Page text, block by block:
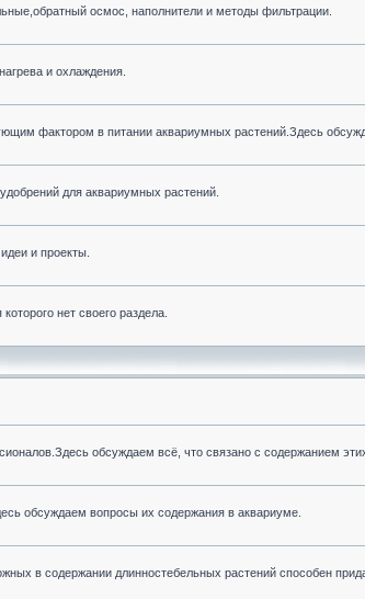
осмос, наполнители и методы фильтрации.
и охлаждения.
фактором в питании аквариумных растений.Здесь
для аквариумных растений.
и проекты.
нет своего раздела.
обсуждаем всё, что связано с содержанием
обсуждаем вопросы их содержания в аквариуме.
в содержании длинностебельных растений способен